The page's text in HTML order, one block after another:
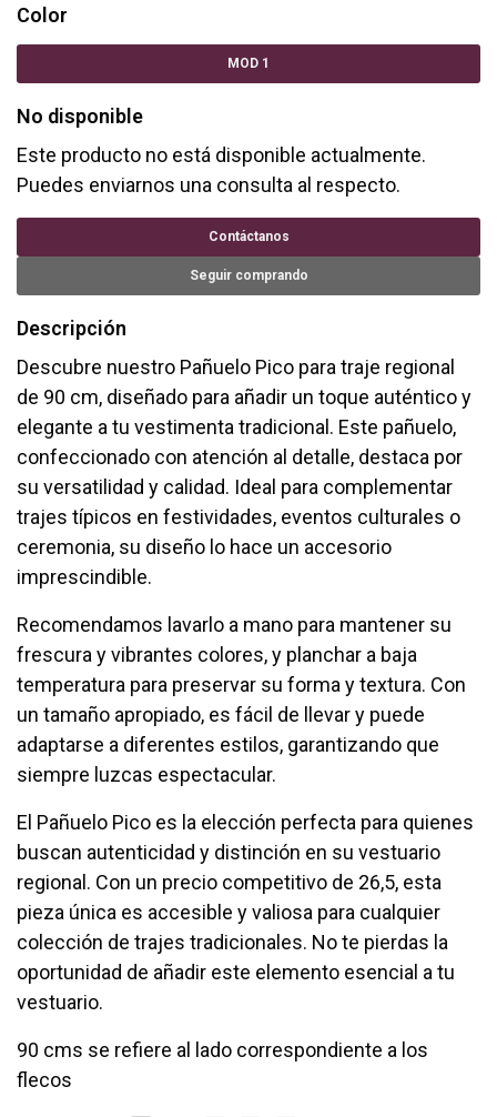
Color
MOD 1
No disponible
Este producto no está disponible actualmente.
Puedes enviarnos una consulta al respecto.
Contáctanos
Seguir comprando
Descripción
Descubre nuestro Pañuelo Pico para traje regional
de 90 cm, diseñado para añadir un toque auténtico y
elegante a tu vestimenta tradicional. Este pañuelo,
confeccionado con atención al detalle, destaca por
su versatilidad y calidad. Ideal para complementar
trajes típicos en festividades, eventos culturales o
ceremonia, su diseño lo hace un accesorio
imprescindible.
Recomendamos lavarlo a mano para mantener su
frescura y vibrantes colores, y planchar a baja
temperatura para preservar su forma y textura. Con
un tamaño apropiado, es fácil de llevar y puede
adaptarse a diferentes estilos, garantizando que
siempre luzcas espectacular.
El Pañuelo Pico es la elección perfecta para quienes
buscan autenticidad y distinción en su vestuario
regional. Con un precio competitivo de 26,5, esta
pieza única es accesible y valiosa para cualquier
colección de trajes tradicionales. No te pierdas la
oportunidad de añadir este elemento esencial a tu
vestuario.
90 cms se refiere al lado correspondiente a los
flecos